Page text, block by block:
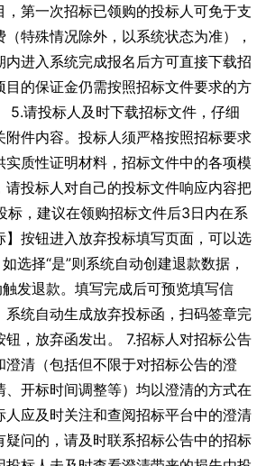
，第一次招标已领购的投标人可免于支
特殊情况除外，以系统状态为准），
内进入系统完成报名后方可直接下载招
目的保证金仍需按照招标文件要求的方
5.请投标人及时下载招标文件，仔细
附件内容。投标人须严格按照招标要求
实质性证明材料，招标文件中的各项模
请投标人对自己的投标文件响应内容把
标，建议在领购招标文件后3日内在系
】按钮进入放弃投标填写页面，可以选
选择“是”则系统自动创建退款数据，
触发退款。填写完成后可预览填写信
系统自动生成放弃投标函，扫码签章完
钮，放弃函发出。 7.招标人对招标公告
澄清（包括但不限于对招标公告的澄
、开标时间调整等）均以澄清的方式在
人应及时关注和查阅招标平台中的澄清
疑问的，请及时联系招标公告中的招标